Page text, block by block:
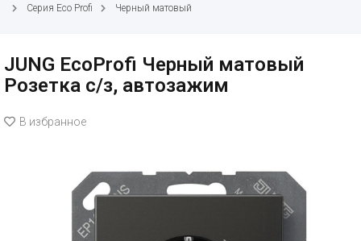
Серия Eco Profi
Черный матовый
JUNG EcoProfi Черный матовый
Розетка с/з, автозажим
В избранное